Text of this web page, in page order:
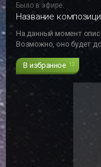
Было в эфире:
Название
На данный момент
Возможно, оно будет
В избранное 13